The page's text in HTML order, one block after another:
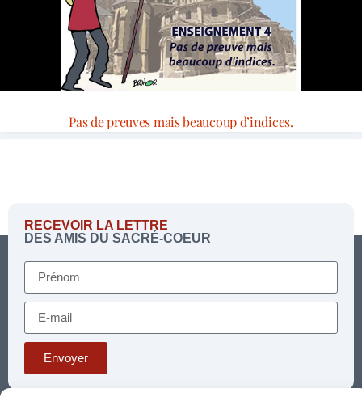
Pas de preuves mais beaucoup d’indices.
RECEVOIR LA LETTRE
DES AMIS DU SACRÉ-COEUR
Envoyer